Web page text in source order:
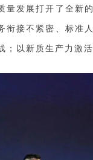
量发展打开了全新
衔接不紧密、标准
；以新质生产力激